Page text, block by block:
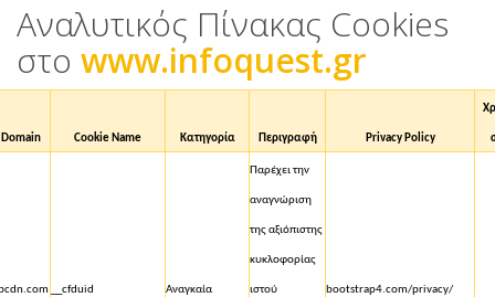
Αναλυτικός Πίνακας Cookies
στo www.infoquest.gr
Cookie Name Κατηγορία Περιγραφή Privacy Policy
__cfduid Αναγκαία
Παρέχει την
αναγνώριση
της αξιόπιστης
κυκλοφορίας
ιστού bootstrap4.com/privacy/